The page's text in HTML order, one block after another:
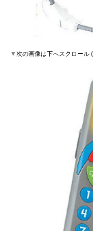
▼次の画像は下へスクロール